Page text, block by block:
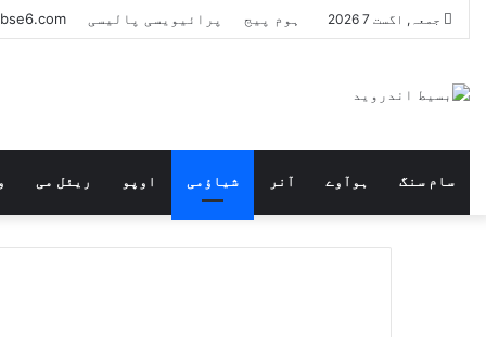
جمعہ, اگست 7 2026 ہوم پیج پرائیویسی پالیسی bse6.com سے ڈاؤن لوڈ کیسے کریں
سام سنگ ہوآوے آنر شیاؤمی اوپو ریئل می